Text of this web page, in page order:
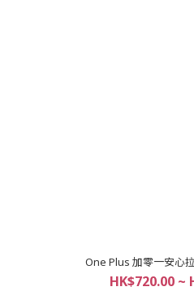
One Plus 加零一安心
HK$720.00 ~